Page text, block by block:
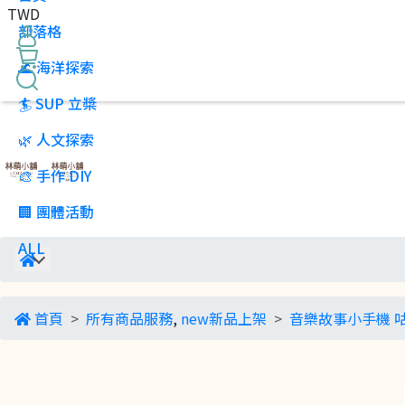
部落格
🌊 海洋探索
🏄 SUP 立槳
🌿 人文探索
🎨 手作 DIY
🏢 團體活動
ALL
TWD
首頁 所有商品服務, new新品上架 音樂故事小手機